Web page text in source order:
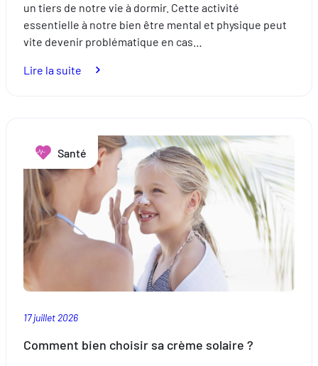
un tiers de notre vie à dormir. Cette activité
essentielle à notre bien être mental et physique peut
vite devenir problématique en cas…
Lire la suite
troubles
du
sommeil ?
Santé
17 juillet 2026
Comment bien choisir sa crème solaire ?